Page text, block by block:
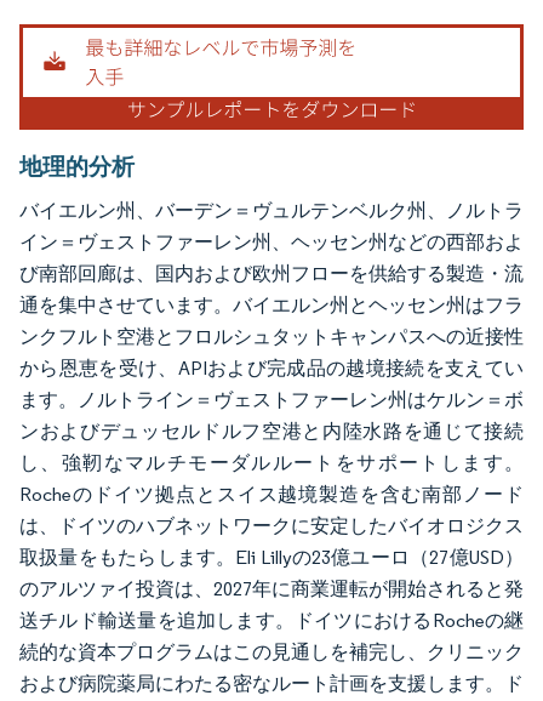
地理的分析
バイエルン州、バーデン＝ヴュルテンベルク州、ノルトラ
イン＝ヴェストファーレン州、ヘッセン州などの西部およ
び南部回廊は、国内および欧州フローを供給する製造・流
通を集中させています。バイエルン州とヘッセン州はフラ
ンクフルト空港とフロルシュタットキャンパスへの近接性
から恩恵を受け、APIおよび完成品の越境接続を支えてい
ます。ノルトライン＝ヴェストファーレン州はケルン＝ボ
ンおよびデュッセルドルフ空港と内陸水路を通じて接続
し、強靭なマルチモーダルルートをサポートします。
Rocheのドイツ拠点とスイス越境製造を含む南部ノード
は、ドイツのハブネットワークに安定したバイオロジクス
取扱量をもたらします。Eli Lillyの23億ユーロ（27億USD）
のアルツァイ投資は、2027年に商業運転が開始されると発
送チルド輸送量を追加します。ドイツにおけるRocheの継
続的な資本プログラムはこの見通しを補完し、クリニック
および病院薬局にわたる密なルート計画を支援します。ド